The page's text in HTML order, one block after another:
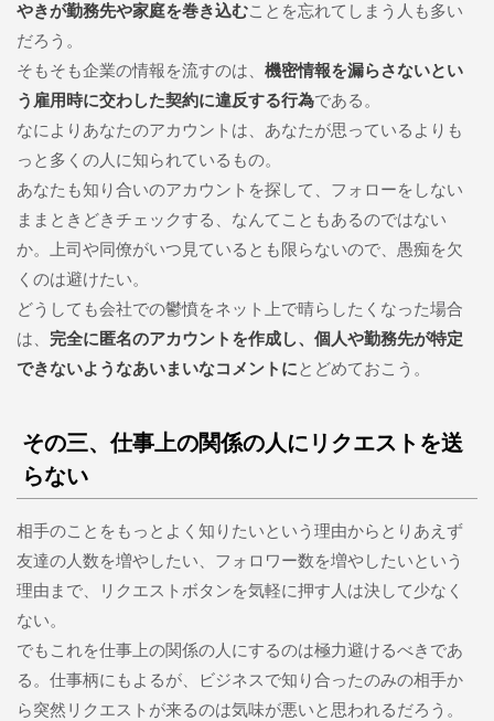
やきが勤務先や家庭を巻き込むことを忘れてしまう人も多い
だろう。
そもそも企業の情報を流すのは、 機密情報を漏らさないとい
う雇用時に交わした契約に違反する行為である。
なによりあなたのアカウントは、あなたが思っているよりも
っと多くの人に知られているもの。
あなたも知り合いのアカウントを探して、フォローをしない
ままときどきチェックする、なんてこともあるのではない
か。上司や同僚がいつ見ているとも限らないので、愚痴を欠
くのは避けたい。
どうしても会社での鬱憤をネット上で晴らしたくなった場合
は、 完全に匿名のアカウントを作成し、個人や勤務先が特定
できないようなあいまいなコメントにとどめておこう。
その三、仕事上の関係の人にリクエストを送
らない
相手のことをもっとよく知りたいという理由からとりあえず
友達の人数を増やしたい、フォロワー数を増やしたいという
理由まで、リクエストボタンを気軽に押す人は決して少なく
ない。
でもこれを仕事上の関係の人にするのは極力避けるべきであ
る。仕事柄にもよるが、ビジネスで知り合ったのみの相手か
ら突然リクエストが来るのは気味が悪いと思われるだろう。